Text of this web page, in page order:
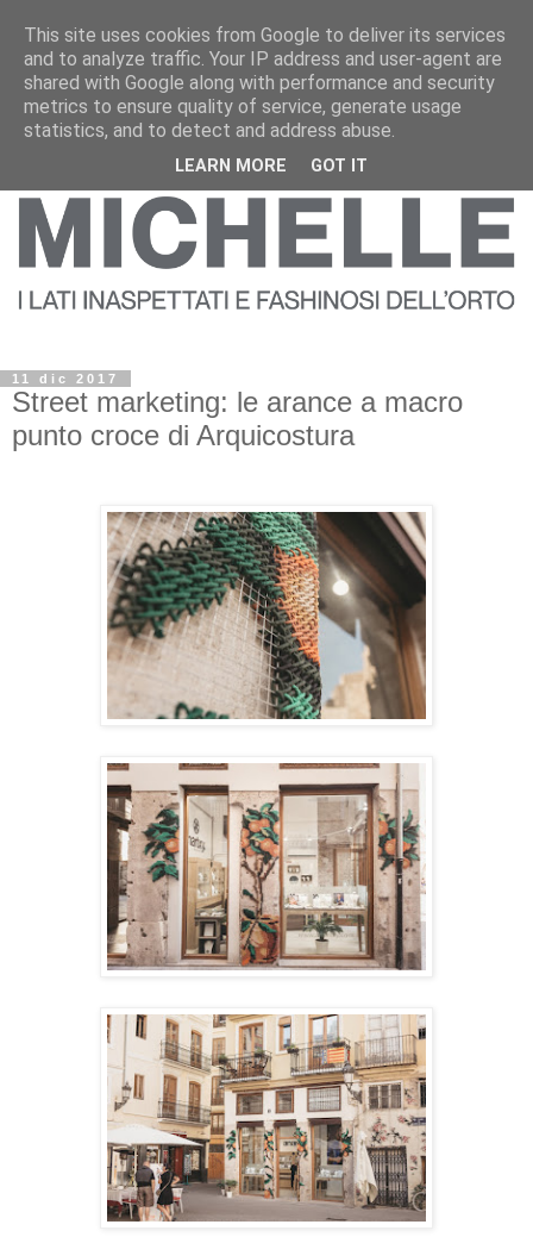
11 dic 2017
Street marketing: le arance a macro
punto croce di Arquicostura
This site uses cookies from Google to deliver its services
and to analyze traffic. Your IP address and user-agent are
shared with Google along with performance and security
metrics to ensure quality of service, generate usage
statistics, and to detect and address abuse.
LEARN MORE GOT IT